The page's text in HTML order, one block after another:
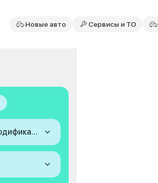
Новые авто Сервисы и ТО
Модификация